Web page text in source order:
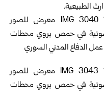
الطبيعية.